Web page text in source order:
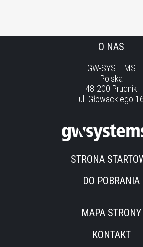
O NAS
GW-SYSTEMS
Polska
48-200 Prudnik
ul. Głowackiego 16
STRONA
DO POBRANIA
MAPA STRONY
KONTAKT